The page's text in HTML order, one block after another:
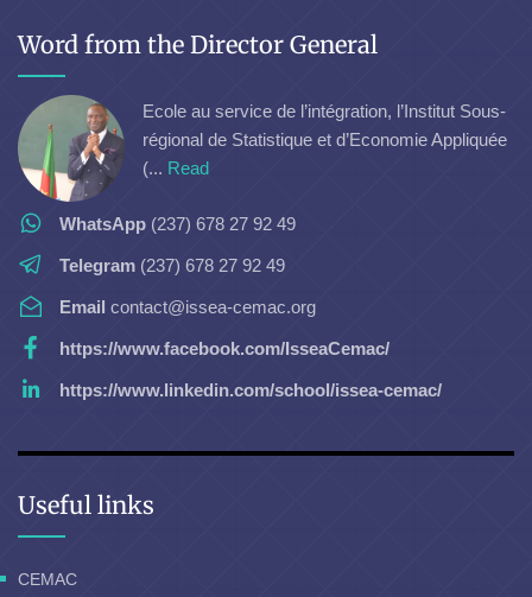
Word from the Director General
Ecole au service de l’intégration, l’Institut Sous-
régional de Statistique et d’Economie Appliquée
(... Read
WhatsApp (237) 678 27 92 49
Telegram (237) 678 27 92 49
Email contact@issea-cemac.org
https://www.facebook.com/IsseaCemac/
https://www.linkedin.com/school/issea-cemac/
Useful links
CEMAC